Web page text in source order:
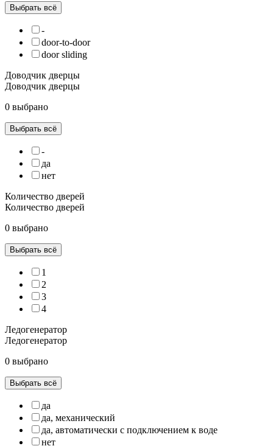
Выбрать всё
-
door-to-door
door sliding
Доводчик дверцы
Доводчик дверцы
0 выбрано
Выбрать всё
-
да
нет
Количество дверей
Количество дверей
0 выбрано
Выбрать всё
1
2
3
4
Ледогенератор
Ледогенератор
0 выбрано
Выбрать всё
да
да, механический
да, автоматически с подключением к воде
нет